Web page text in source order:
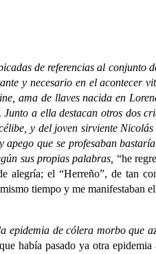
de referencias al conjunto
y necesario en el acontecer
ama de llaves nacida en
Junto a ella destacan otros dos
y del joven sirviente
que se profesaban
sus propias palabras, “he
alegría; el “Herreño”, de tan
tiempo y me manifestaban
de cólera morbo que
había pasado ya otra